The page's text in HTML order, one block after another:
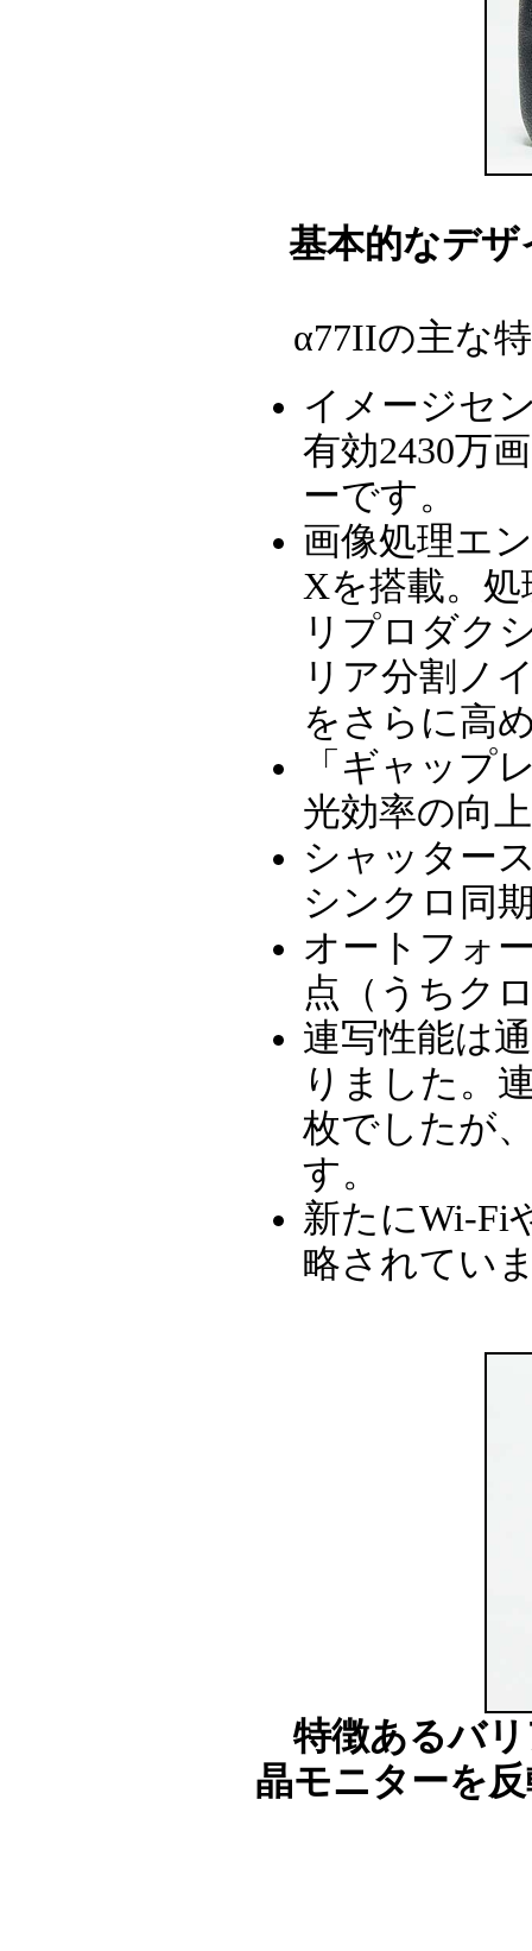
基本的なデ
α77IIの主な
イメージセ
有効2430万
ーです。
画像処理エ
Xを搭載。
リプロダク
リア分割ノ
をさらに高
「ギャップ
光効率の向
シャッター
シンクロ同
オートフォ
点（うちク
連写性能は
りました。
枚でしたが
す。
新たにWi-Fi
略されてい
特徴あるバリ
晶モニターを